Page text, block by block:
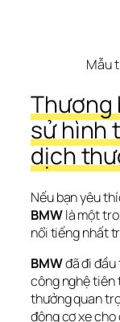
Mẫu
Thương
sử hình
dịch
Nếu bạn yêu
BMW là một
nổi tiếng nhất
BMW đã đi đầu
công nghệ tiên
thưởng quan
động cơ xe